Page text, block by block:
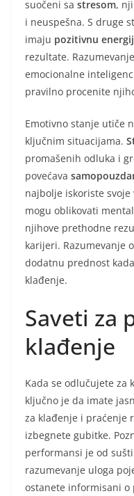
suočeni sa stresom,
i neuspešna. S druge
imaju pozitivnu
rezultate.
emocionalne
pravilno procenite
Emotivno stanje utiče
ključnim situacijama.
promašenih odluka i
povećava
najbolje iskoriste
mogu oblikovati
njihove prethodne
karijeri. Razumevanje
dodatnu prednost
klađenje.
Saveti za
klađenje
Kada se odlučujete za
ključno je da imate
za klađenje i praćenje
izbegnete gubitke.
performansi je od
razumevanje uloga
ostanete informisani o